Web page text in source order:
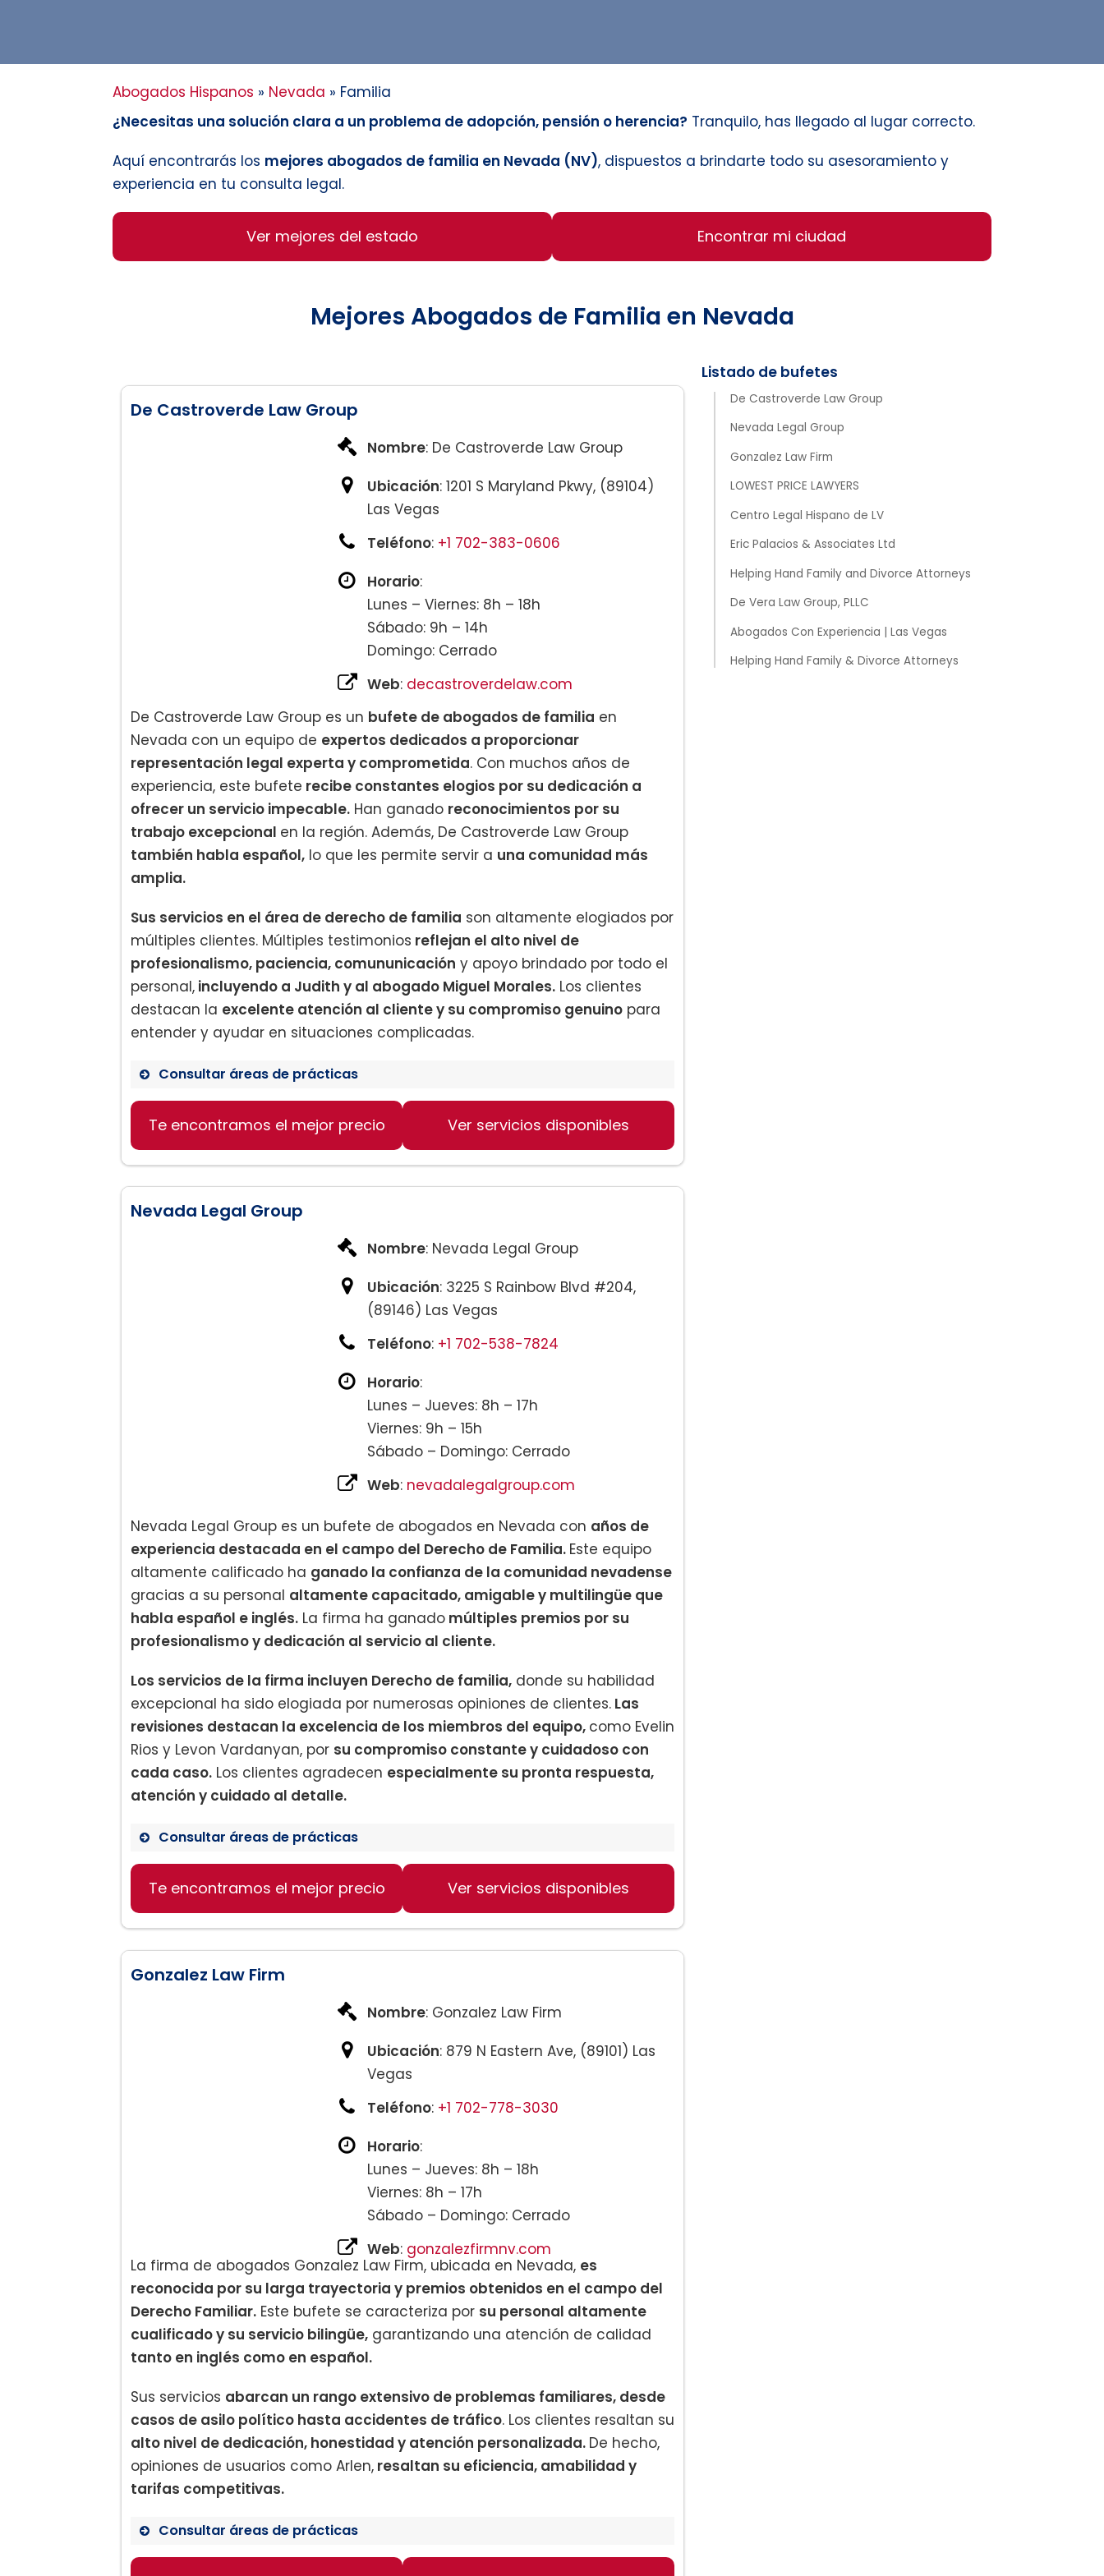
Abogados Hispanos » Nevada » Familia
¿Necesitas una solución clara a un problema de adopción, pensión o herencia? Tranquilo, has llegado al lugar correcto.
Aquí encontrarás los mejores abogados de familia en Nevada (NV), dispuestos a brindarte todo su asesoramiento y
experiencia en tu consulta legal.
Ver mejores del estado Encontrar mi ciudad
Mejores Abogados de Familia en Nevada
De Castroverde Law Group
Nevada Legal Group
Gonzalez Law Firm
LOWEST PRICE LAWYERS
Centro Legal Hispano de LV
Eric Palacios & Associates Ltd
Helping Hand Family and Divorce Attorneys
De Vera Law Group, PLLC
Abogados Con Experiencia | Las Vegas
Helping Hand Family & Divorce Attorneys
De Castroverde Law Group
Nombre: De Castroverde Law Group
Ubicación: 1201 S Maryland Pkwy, (89104)
Las Vegas
Teléfono: +1 702-383-0606
Horario:
Lunes – Viernes: 8h – 18h
Sábado: 9h – 14h
Domingo: Cerrado
Web: decastroverdelaw.com
De Castroverde Law Group es un bufete de abogados de familia en
Nevada con un equipo de expertos dedicados a proporcionar
representación legal experta y comprometida. Con muchos años de
experiencia, este bufete recibe constantes elogios por su dedicación a
ofrecer un servicio impecable. Han ganado reconocimientos por su
trabajo excepcional en la región. Además, De Castroverde Law Group
también habla español, lo que les permite servir a una comunidad más
amplia.
Sus servicios en el área de derecho de familia son altamente elogiados por
múltiples clientes. Múltiples testimonios reflejan el alto nivel de
profesionalismo, paciencia, comununicación y apoyo brindado por todo el
personal, incluyendo a Judith y al abogado Miguel Morales. Los clientes
destacan la excelente atención al cliente y su compromiso genuino para
entender y ayudar en situaciones complicadas.
Consultar áreas de prácticas
Derecho de Familia
Derecho Penal
Accidentes de tráfico
Te encontramos el mejor precio Ver servicios disponibles
Nevada Legal Group
Nombre: Nevada Legal Group
Ubicación: 3225 S Rainbow Blvd #204,
(89146) Las Vegas
Teléfono: +1 702-538-7824
Horario:
Lunes – Jueves: 8h – 17h
Viernes: 9h – 15h
Sábado – Domingo: Cerrado
Web: nevadalegalgroup.com
Nevada Legal Group es un bufete de abogados en Nevada con años de
experiencia destacada en el campo del Derecho de Familia. Este equipo
altamente calificado ha ganado la confianza de la comunidad nevadense
gracias a su personal altamente capacitado, amigable y multilingüe que
habla español e inglés. La firma ha ganado múltiples premios por su
profesionalismo y dedicación al servicio al cliente.
Los servicios de la firma incluyen Derecho de familia, donde su habilidad
excepcional ha sido elogiada por numerosas opiniones de clientes. Las
revisiones destacan la excelencia de los miembros del equipo, como Evelin
Rios y Levon Vardanyan, por su compromiso constante y cuidadoso con
cada caso. Los clientes agradecen especialmente su pronta respuesta,
atención y cuidado al detalle.
Consultar áreas de prácticas
Derecho de familia
Accidentes de tráfico
Lesiones personales
Te encontramos el mejor precio Ver servicios disponibles
Gonzalez Law Firm
Nombre: Gonzalez Law Firm
Ubicación: 879 N Eastern Ave, (89101) Las
Vegas
Teléfono: +1 702-778-3030
Horario:
Lunes – Jueves: 8h – 18h
Viernes: 8h – 17h
Sábado – Domingo: Cerrado
Web: gonzalezfirmnv.com
La firma de abogados Gonzalez Law Firm, ubicada en Nevada, es
reconocida por su larga trayectoria y premios obtenidos en el campo del
Derecho Familiar. Este bufete se caracteriza por su personal altamente
cualificado y su servicio bilingüe, garantizando una atención de calidad
tanto en inglés como en español.
Sus servicios abarcan un rango extensivo de problemas familiares, desde
casos de asilo político hasta accidentes de tráfico. Los clientes resaltan su
alto nivel de dedicación, honestidad y atención personalizada. De hecho,
opiniones de usuarios como Arlen, resaltan su eficiencia, amabilidad y
tarifas competitivas.
Consultar áreas de prácticas
Derecho de Asilo Político